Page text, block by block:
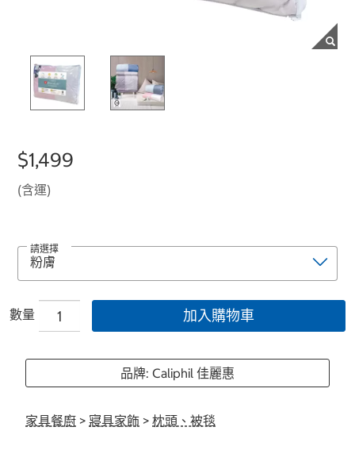
$1,499
(含運)
請選擇
數量 加入購物車
品牌: Caliphil 佳麗惠
家具餐廚 > 寢具家飾 > 枕頭、被毯